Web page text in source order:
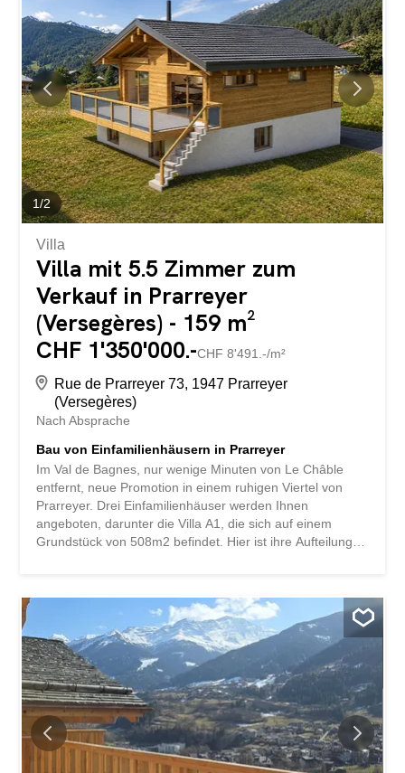
quelques pas des télécabines, dispose encore de
quelques appartements disponible pour une location. Ce
4.5 pièces duplex au 3ème étage offre des finitions de
qualité et se présente de la manière suivante: Hall
d'entrée Cuisine ouverte sur l'espace salon Loggia 3
chambres double Salle de douche Salle de bain Cave 2
places de parking Un forfait de 300frs/mois pour les
charges est payable en sus du loyer.
1/2
Villa
Villa mit 5.5 Zimmer zum
Verkauf in Prarreyer
(Versegères) - 159 m²
CHF 1'350'000.-CHF 8'491.-/m²
Rue de Prarreyer 73, 1947 Prarreyer
(Versegères)
Nach Absprache
Bau von Einfamilienhäusern in Prarreyer
Im Val de Bagnes, nur wenige Minuten von Le Châble
entfernt, neue Promotion in einem ruhigen Viertel von
Prarreyer. Drei Einfamilienhäuser werden Ihnen
angeboten, darunter die Villa A1, die sich auf einem
Grundstück von 508m2 befindet. Hier ist ihre Aufteilung:
überdachten Platz) Etage: Wohnzimmer Voll
ausgestattete Küche Essbereich Schlafzimmer
Badezimmer Economat Große Südterrasse mit Zugang
zum Garten über eine Außentreppe Die Villa profitiert
außerdem von einem überdachten Platz und 2
Außenplätzen.